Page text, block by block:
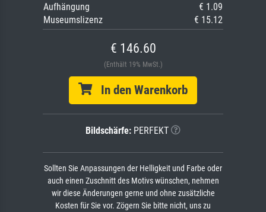
Aufhängung
€ 1.09
Museumslizenz
€ 15.12
€ 146.60
(Enthält 19% MwSt.)
In den Warenkorb
Bildschärfe: PERFEKT
Sollten Sie Anpassungen der Helligkeit und Farbe oder
auch einen Zuschnitt des Motivs wünschen, nehmen
wir diese Änderungen gerne und ohne zusätzliche
Kosten für Sie vor. Zögern Sie bitte nicht, uns zu